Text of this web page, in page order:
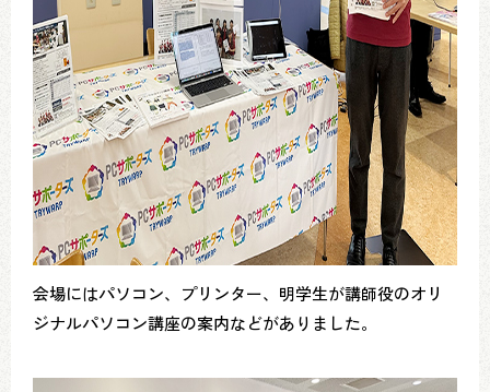
会場にはパソコン、プリンター、明学生が講師役のオリ
ジナルパソコン講座の案内などがありました。